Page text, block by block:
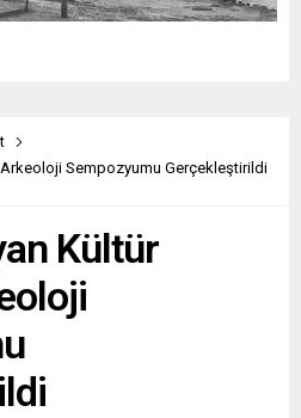
Sempozyumu Gerçekleştirildi
Kültür